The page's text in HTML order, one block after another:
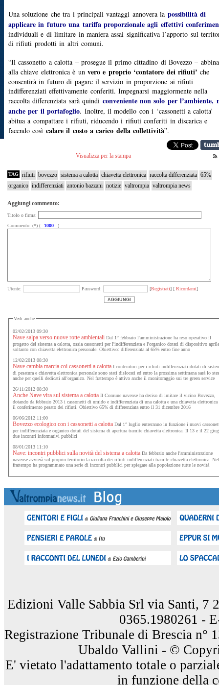
Una soluzione che tra i principali vantaggi annovera la possibilità di
applicare in futuro una tariffa proporzionale agli effettivi
individuali e di limitare in maniera assai significativa l’apporto sul
di rifiuti prodotti in altri comuni.
“Il cassonetto a calotta – prosegue il primo cittadino di Bovezzo –
alla chiave elettronica è un vero e proprio ‘contatore dei rifiuti’ che
consentirà in futuro di pagare il servizio in proporzione ai rifiuti
indifferenziati effettivamente conferiti. Impegnarsi maggiormente nella
raccolta differenziata sarà quindi conveniente non solo per l’ambiente,
anche per il portafoglio. Inoltre, il modello con i ‘cassonetti a calotta’
abitua a compattare i rifiuti, riducendo i rifiuti conferiti in discarica e
facendo così calare il costo a carico della collettività”.
Visualizza per la stampa
TAG rifiuti bovezzo sistema a calotta chiavetta elettronica raccolta differenziata 65%
organico indifferenziati antonio bazzani notizie valtrompia valtrompia news
Aggiungi commento:
Titolo o firma:
Commento: (*) (
)
Utente: Password: [Registrati] [ Ricordami]
Vedi anche
02/02/2013 09:30
Nave salpa verso nuove rotte ambientali Dal 1° febbraio l'amministrazione ha reso operativo il
progetto del sistema a calotta, ossia cassonetti per l'indifferenziata e l'organico dotati di dispositivo
soltanto con chiavetta elettronica personale. Obiettivo: differenziata al 65% entro fine anno
12/02/2013 08:30
Nave cambia marcia coi cassonetti a calotta I contenitori per i rifiuti indifferenziati dotati di
di pesatura e chiavetta elettronica personale sono stati dislocati ed entro la prossima settimana sarà lo
anche per quelli dedicati all'organico. Nel frattempo è attivo anche il monitoraggio sui tre green service
26/11/2012 08:30
Anche Nave vira sul sistema a calotta Il Comune navense ha deciso di imitare il vicino Bovezzo,
dotando da febbraio 2013 i cassonetti di umido e indifferenziata di una calotta e una chiavetta elettronica
il conferimento pesato dei rifiuti. Obiettivo 65% di differenziata entro il 31 dicembre 2016
06/06/2012 11:00
Bovezzo ecologico con i cassonetti a calotta Dal 1° luglio entreranno in funzione i nuovi
per indifferenziata e organico dotati del sistema di apertura tramite chiavetta elettronica. Il 13 e il 22
due incontri informativi pubblici
08/01/2013 11:10
Nave: incontri pubblici sulla novità del sistema a calotta Da febbraio anche l'amministrazione
navense avvierà sul proprio territorio la raccolta dei rifiuti indifferenziati tramite chiavetta elettronica. Nel
frattempo ha programmato una serie di incontri pubblici per spiegare alla popolazione tutte le novità
Edizioni Valle Sabbia Srl via Santi, 7
0365.1980261 -
Registrazione Tribunale di Brescia n°
Ubaldo Vallini - ©
E' vietato l'adattamento totale o
in funzione della